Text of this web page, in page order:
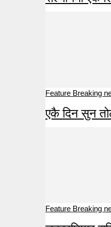
Feature Breaking
एकै दिन सुन
Feature Breaking